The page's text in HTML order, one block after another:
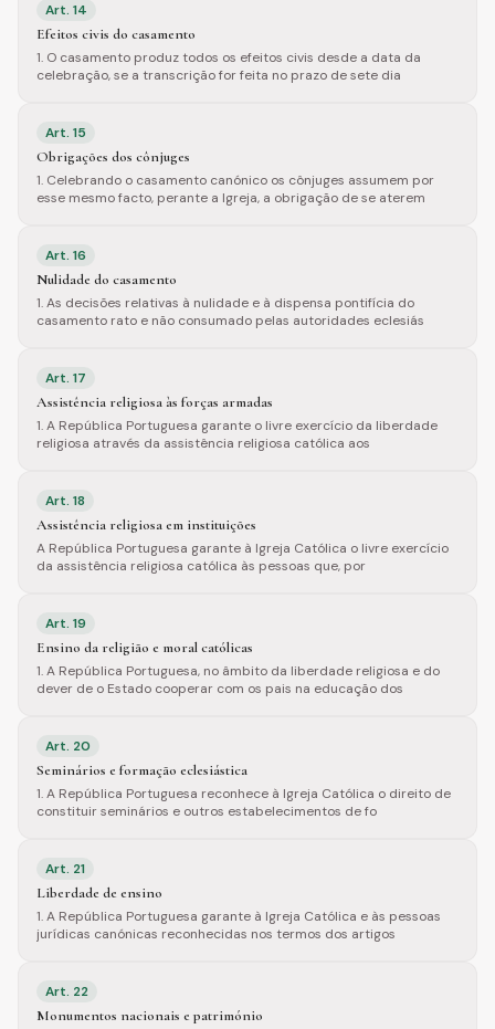
Art. 14
Efeitos civis do casamento
1. O casamento produz todos os efeitos civis desde a data da
celebração, se a transcrição for feita no prazo de sete dia
Art. 15
Obrigações dos cônjuges
1. Celebrando o casamento canónico os cônjuges assumem por
esse mesmo facto, perante a Igreja, a obrigação de se aterem
Art. 16
Nulidade do casamento
1. As decisões relativas à nulidade e à dispensa pontifícia do
casamento rato e não consumado pelas autoridades eclesiás
Art. 17
Assistência religiosa às forças armadas
1. A República Portuguesa garante o livre exercício da liberdade
religiosa através da assistência religiosa católica aos
Art. 18
Assistência religiosa em instituições
A República Portuguesa garante à Igreja Católica o livre exercício
da assistência religiosa católica às pessoas que, por
Art. 19
Ensino da religião e moral católicas
1. A República Portuguesa, no âmbito da liberdade religiosa e do
dever de o Estado cooperar com os pais na educação dos
Art. 20
Seminários e formação eclesiástica
1. A República Portuguesa reconhece à Igreja Católica o direito de
constituir seminários e outros estabelecimentos de fo
Art. 21
Liberdade de ensino
1. A República Portuguesa garante à Igreja Católica e às pessoas
jurídicas canónicas reconhecidas nos termos dos artigos
Art. 22
Monumentos nacionais e património